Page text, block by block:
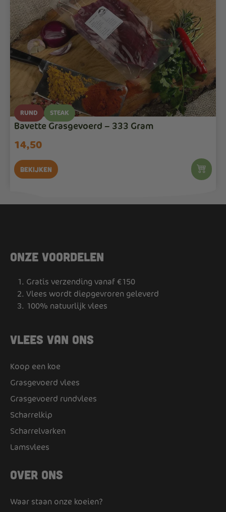
RUND STEAK
Bavette Grasgevoerd – 333 Gram
14,50
Bekijken
Onze voordelen
Gratis verzending vanaf €150
Vlees wordt diepgevroren geleverd
100% natuurlijk vlees
Vlees van ons
Koop een koe
Grasgevoerd vlees
Grasgevoerd rundvlees
Scharrelkip
Scharrelvarken
Lamsvlees
Over ons
Waar staan onze koeien?